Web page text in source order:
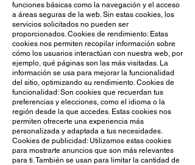
funciones básicas como la navegación y el acceso
a áreas seguras de la web. Sin estas cookies, los
servicios solicitados no pueden ser
proporcionados. Cookies de rendimiento: Estas
cookies nos permiten recopilar información sobre
cómo los usuarios interactúan con nuestra web, por
ejemplo, qué páginas son las más visitadas. La
información se usa para mejorar la funcionalidad
del sitio, optimizando su rendimiento. Cookies de
funcionalidad: Son cookies que recuerdan tus
preferencias y elecciones, como el idioma o la
región desde la que accedes. Estas cookies nos
permiten ofrecerte una experiencia más
personalizada y adaptada a tus necesidades.
Cookies de publicidad: Utilizamos estas cookies
para mostrarte anuncios que son más relevantes
para ti. También se usan para limitar la cantidad de